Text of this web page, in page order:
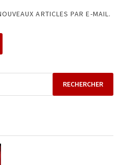
ARTICLES PAR E-MAIL.